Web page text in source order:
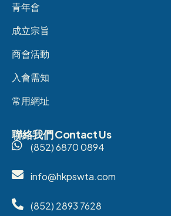
青年會
成立宗旨
商會活動
入會需知
常用網址
聯絡我們 Contact Us
(852) 6870 0894
info@hkpswta.com
(852) 2893 7628